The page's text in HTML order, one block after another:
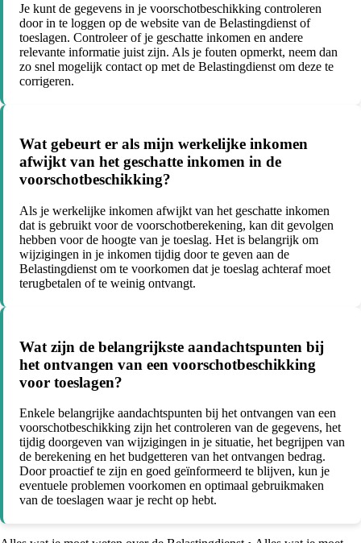
Je kunt de gegevens in je voorschotbeschikking controleren
door in te loggen op de website van de Belastingdienst of
toeslagen. Controleer of je geschatte inkomen en andere
relevante informatie juist zijn. Als je fouten opmerkt, neem dan
zo snel mogelijk contact op met de Belastingdienst om deze te
corrigeren.
Wat gebeurt er als mijn werkelijke inkomen
afwijkt van het geschatte inkomen in de
voorschotbeschikking?
Als je werkelijke inkomen afwijkt van het geschatte inkomen
dat is gebruikt voor de voorschotberekening, kan dit gevolgen
hebben voor de hoogte van je toeslag. Het is belangrijk om
wijzigingen in je inkomen tijdig door te geven aan de
Belastingdienst om te voorkomen dat je toeslag achteraf moet
terugbetalen of te weinig ontvangt.
Wat zijn de belangrijkste aandachtspunten bij
het ontvangen van een voorschotbeschikking
voor toeslagen?
Enkele belangrijke aandachtspunten bij het ontvangen van een
voorschotbeschikking zijn het controleren van de gegevens, het
tijdig doorgeven van wijzigingen in je situatie, het begrijpen van
de berekening en het budgetteren van het ontvangen bedrag.
Door proactief te zijn en goed geïnformeerd te blijven, kun je
eventuele problemen voorkomen en optimaal gebruikmaken
van de toeslagen waar je recht op hebt.